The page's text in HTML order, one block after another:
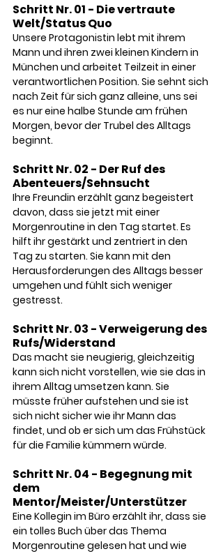
Schritt Nr. 01 - Die vertraute
Welt/Status Quo
Unsere Protagonistin lebt mit ihrem
Mann und ihren zwei kleinen Kindern in
München und arbeitet Teilzeit in einer
verantwortlichen Position. Sie sehnt sich
nach Zeit für sich ganz alleine, uns sei
es nur eine halbe Stunde am frühen
Morgen, bevor der Trubel des Alltags
beginnt.
Schritt Nr. 02 - Der Ruf des
Abenteuers/Sehnsucht
Ihre Freundin erzählt ganz begeistert
davon, dass sie jetzt mit einer
Morgenroutine in den Tag startet. Es
hilft ihr gestärkt und zentriert in den
Tag zu starten. Sie kann mit den
Herausforderungen des Alltags besser
umgehen und fühlt sich weniger
gestresst.
Schritt Nr. 03 - Verweigerung des
Rufs/Widerstand
Das macht sie neugierig, gleichzeitig
kann sich nicht vorstellen, wie sie das in
ihrem Alltag umsetzen kann. Sie
müsste früher aufstehen und sie ist
sich nicht sicher wie ihr Mann das
findet, und ob er sich um das Frühstück
für die Familie kümmern würde.
Schritt Nr. 04 - Begegnung mit
dem
Mentor/Meister/Unterstützer
Eine Kollegin im Büro erzählt ihr, dass sie
ein tolles Buch über das Thema
Morgenroutine gelesen hat und wie